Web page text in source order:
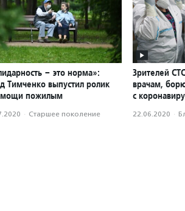
– это норма»:
Тимченко выпустил ролик
пожилым
· Старшее поколение
Зрителей
врачам,
с
22.06.2020 ·